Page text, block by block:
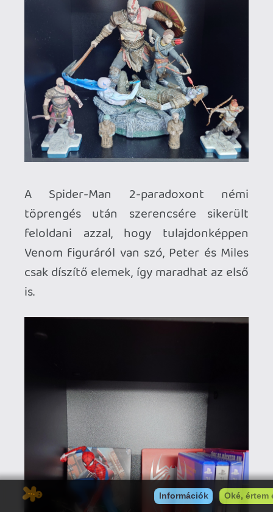
Azóta szerettem volna részese lenni
ennek a klubnak, mióta 2010-ben
születésnapomra megkaptam az akkori
barátnőmtől (aki egyben a mostani
feleségem) a Splinter Cell Conviction
gyűjtői változatát, de akár még korábbra
is visszamehetnénk, amikor csak álom
volt az eredeti játékok birtoklása és
csupán a kirakatban csodáltam a
StarCraft vagy a Diablo II "hatalmas"
befektetésként tekinteni rájuk, hát ki az
aki ezt az atomcuki Astro Bot-ot egy
teljes napnál tovább bírja nem
kibontani?
Néhány évtizeddel ezelőttig a családi